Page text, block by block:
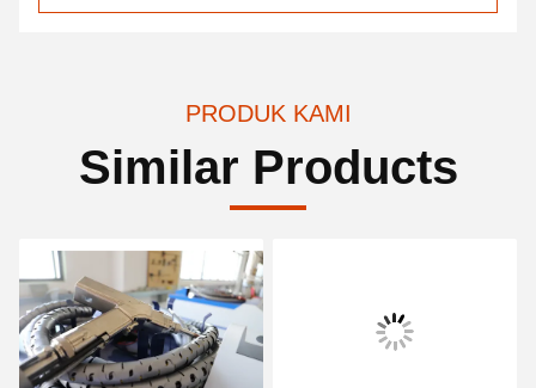
PRODUK KAMI
Similar Products